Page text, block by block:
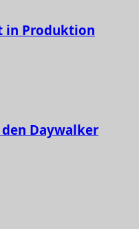
in Produktion
Daywalker